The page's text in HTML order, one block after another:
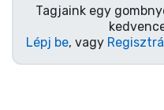
Tagjaink egy
Lépj be, vagy
Mesés cuccok
Animés cuccok